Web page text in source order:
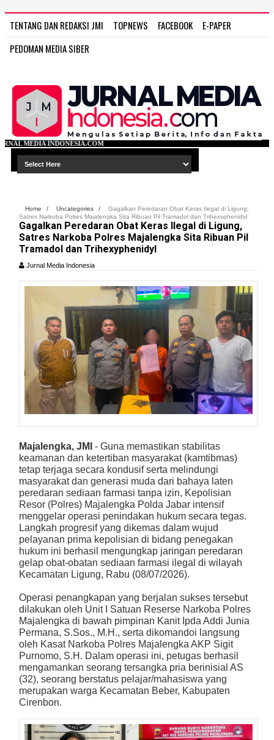
TENTANG DAN REDAKSI JMI TOPNEWS FACEBOOK
E-PAPER
PEDOMAN MEDIA SIBER
Home / Uncategories /
Gagalkan Peredaran Obat Keras Ilegal di Ligung,
Satres Narkoba Polres Majalengka Sita Ribuan Pil Tramadol dan Trihexyphenidyl
Gagalkan Peredaran Obat Keras Ilegal di Ligung,
Satres Narkoba Polres Majalengka Sita Ribuan Pil
Tramadol dan Trihexyphenidyl
Jurnal Media Indonesia
Majalengka, JMI - Guna memastikan stabilitas
keamanan dan ketertiban masyarakat (kamtibmas)
tetap terjaga secara kondusif serta melindungi
masyarakat dan generasi muda dari bahaya laten
peredaran sediaan farmasi tanpa izin, Kepolisian
Resor (Polres) Majalengka Polda Jabar intensif
menggelar operasi penindakan hukum secara tegas.
Langkah progresif yang dikemas dalam wujud
pelayanan prima kepolisian di bidang penegakan
hukum ini berhasil mengungkap jaringan peredaran
gelap obat-obatan sediaan farmasi ilegal di wilayah
Kecamatan Ligung, Rabu (08/07/2026).
Operasi penangkapan yang berjalan sukses tersebut
dilakukan oleh Unit I Satuan Reserse Narkoba Polres
Majalengka di bawah pimpinan Kanit Ipda Addi Junia
Permana, S.Sos., M.H., serta dikomandoi langsung
oleh Kasat Narkoba Polres Majalengka AKP Sigit
Purnomo, S.H. Dalam operasi ini, petugas berhasil
mengamankan seorang tersangka pria berinisial AS
(32), seorang berstatus pelajar/mahasiswa yang
merupakan warga Kecamatan Beber, Kabupaten
Cirenbon.